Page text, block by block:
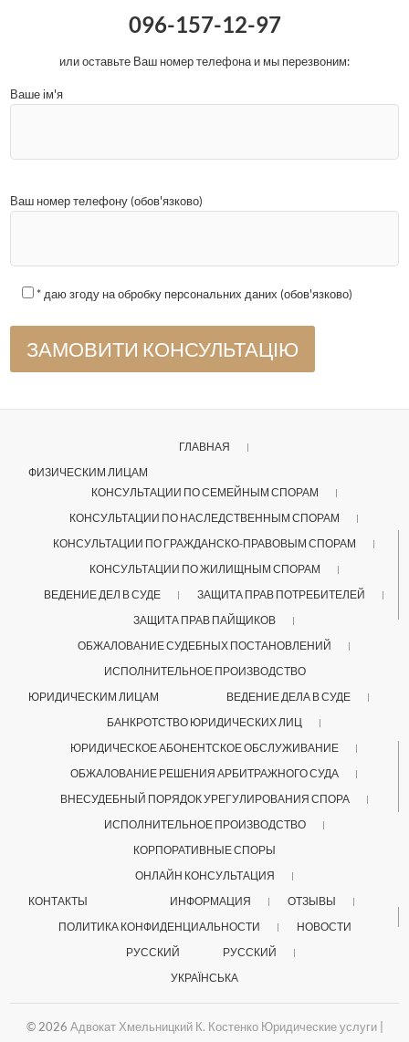
096-157-12-97
или оставьте Ваш номер телефона и мы перезвоним:
Ваше ім'я
Ваш номер телефону (обов'язково)
* даю згоду на обробку персональних даних (обов'язково)
ГЛАВНАЯ
ФИЗИЧЕСКИМ ЛИЦАМ
КОНСУЛЬТАЦИИ ПО СЕМЕЙНЫМ СПОРАМ
КОНСУЛЬТАЦИИ ПО НАСЛЕДСТВЕННЫМ СПОРАМ
КОНСУЛЬТАЦИИ ПО ГРАЖДАНСКО-ПРАВОВЫМ СПОРАМ
КОНСУЛЬТАЦИИ ПО ЖИЛИЩНЫМ СПОРАМ
ВЕДЕНИЕ ДЕЛ В СУДЕ
ЗАЩИТА ПРАВ ПОТРЕБИТЕЛЕЙ
ЗАЩИТА ПРАВ ПАЙЩИКОВ
ОБЖАЛОВАНИЕ СУДЕБНЫХ ПОСТАНОВЛЕНИЙ
ИСПОЛНИТЕЛЬНОЕ ПРОИЗВОДСТВО
ЮРИДИЧЕСКИМ ЛИЦАМ
ВЕДЕНИЕ ДЕЛА В СУДЕ
БАНКРОТСТВО ЮРИДИЧЕСКИХ ЛИЦ
ЮРИДИЧЕСКОЕ АБОНЕНТСКОЕ ОБСЛУЖИВАНИЕ
ОБЖАЛОВАНИЕ РЕШЕНИЯ АРБИТРАЖНОГО СУДА
ВНЕСУДЕБНЫЙ ПОРЯДОК УРЕГУЛИРОВАНИЯ СПОРА
ИСПОЛНИТЕЛЬНОЕ ПРОИЗВОДСТВО
КОРПОРАТИВНЫЕ СПОРЫ
ОНЛАЙН КОНСУЛЬТАЦИЯ
КОНТАКТЫ
ИНФОРМАЦИЯ
ОТЗЫВЫ
ПОЛИТИКА КОНФИДЕНЦИАЛЬНОСТИ
НОВОСТИ
РУССКИЙ
РУССКИЙ
УКРАЇНСЬКА
© 2026 Адвокат Хмельницкий К. Костенко Юридические услуги|